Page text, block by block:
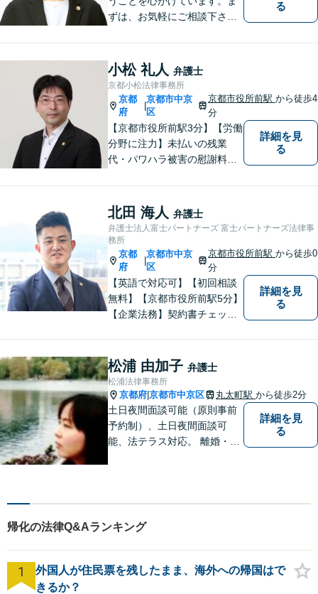
ずは、お気軽にご相談下さ
る
小松 礼人 弁護士
京都小松法律事務所
京都
府
京都市中京
区
京都市役所前駅から徒歩4
分
【京都市役所前駅3分】【労働
分野に注力】未払いの残業
代・パワハラ被害の慰謝料請
相談ください！皆様の話を最
後までよく聞いた上で、見解
をお伝えします。お困りごと
があれば、お気軽にご相談く
ださい。
詳細を見
る
北田 海人 弁護士
弁護士法人富士パートナーズ 富士パートナーズ法律事
務所
京都
府
京都市中京
区
京都市役所前駅から徒歩0
分
【英語で対応可】【初回相談
無料】【京都市役所前駅5分】
【企業法務】契約書チェッ
導、フリーランス・スタート
アップ支援など、幅広いご相
談に対応【税務訴訟】税務調
査対応、タックスプランニン
グなど。
詳細を見
る
松浦 由加子 弁護士
松浦法律事務所
京都府 京都市中京区 丸太町駅 から徒歩2分
土日夜間面談可能（原則事前
予約制）、土日夜間面談可
能、法テラス対応。 離婚・借
問題・クレーマー対応など事
業者様にも広く対応しており
ます。お気軽にご相談くださ
い。
詳細を見
る
帰化の法律Q&Aランキング
1
外国人が住民票を残したまま、海外への帰国はで
きるか？